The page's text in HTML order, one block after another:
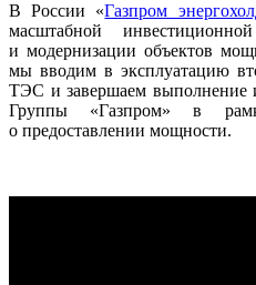
В России «Газпром
масштабной
и модернизации объектов
мы вводим в эксплуатацию
ТЭС и завершаем выполнение
Группы «Газпром» в
о предоставлении мощности.